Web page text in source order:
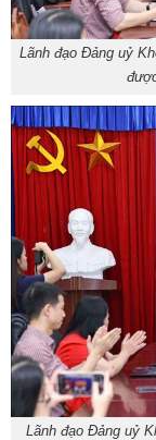
Lãnh đạo Đảng uỷ
Lãnh đạo Đảng uỷ